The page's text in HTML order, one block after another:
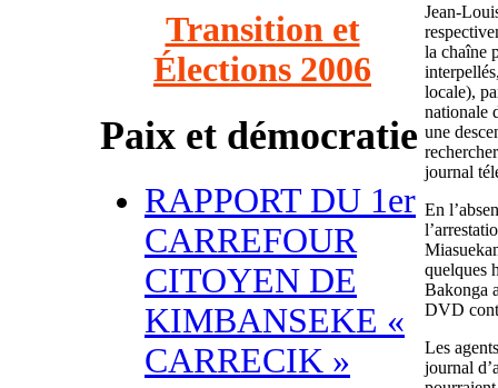
Transition et
Élections 2006
Paix et démocratie
RAPPORT DU 1er
CARREFOUR
CITOYEN DE
KIMBANSEKE «
CARRECIK »
Jean-
la chaîne
locale),
nationale
une
journal
En
quelques
Bakonga
DVD
Les
journal